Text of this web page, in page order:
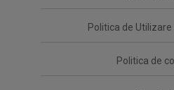
Politica de
Politica de